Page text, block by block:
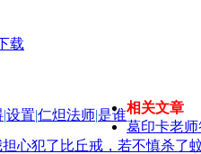
载
|设置|仁炟法师|是谁相关文章
葛印卡老
心犯了比丘戒，若不慎杀了